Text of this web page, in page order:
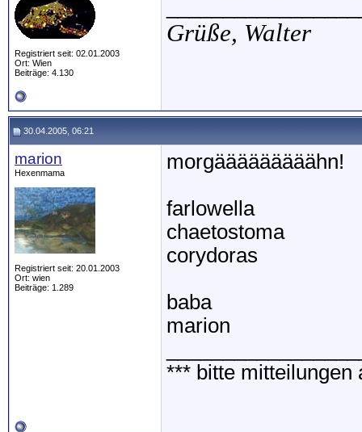
Registriert seit: 02.01.2003
Ort: Wien
Beiträge: 4.130
Grüße, Walter
30.04.2005, 06:21
marion
Hexenmama
Registriert seit: 20.01.2003
Ort: wien
Beiträge: 1.289
morgääääääääähn!
farlowella
chaetostoma
corydoras
baba
marion
*** bitte mitteilungen